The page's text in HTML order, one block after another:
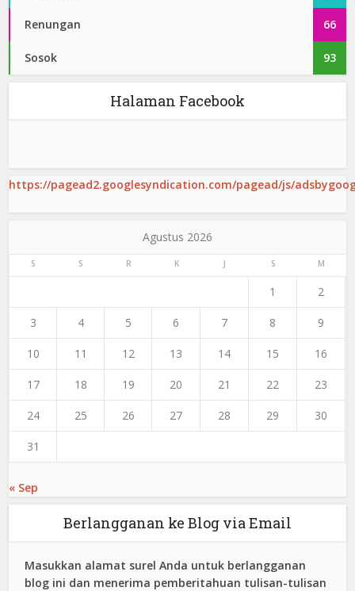
Renungan 66
Sosok 93
Halaman Facebook
https://pagead2.googlesyndication.com/pagead/js/
Agustus 2026
S S R K J S M
1 2
3 4 5 6 7 8 9
10 11 12 13 14 15 16
17 18 19 20 21 22 23
24 25 26 27 28 29 30
31
« Sep
Berlangganan ke Blog via Email
Masukkan alamat surel Anda untuk berlangganan
blog ini dan menerima pemberitahuan tulisan-tulisan